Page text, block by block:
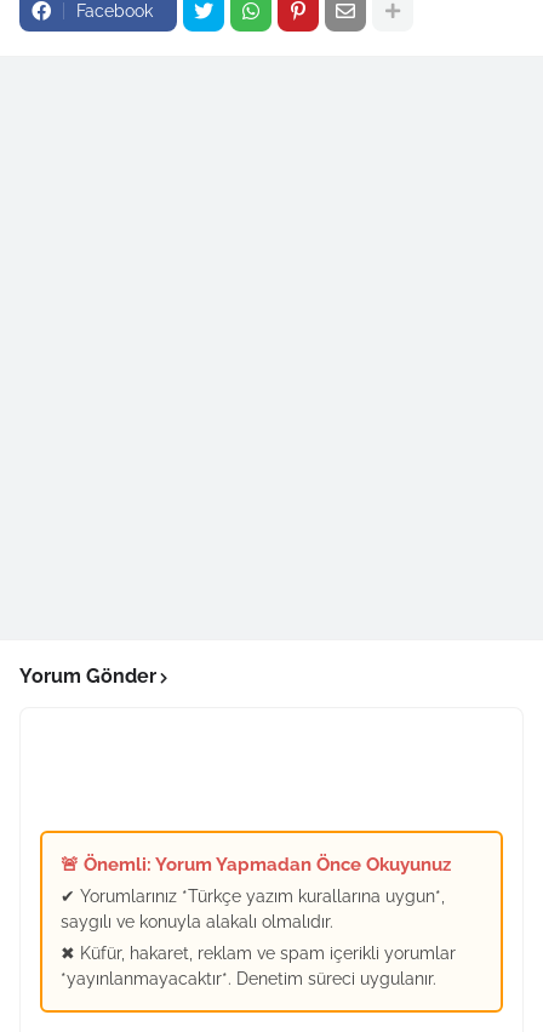
Facebook
Yorum Gönder
🚨 Önemli: Yorum Yapmadan Önce Okuyunuz
✔ Yorumlarınız *Türkçe yazım kurallarına uygun*,
saygılı ve konuyla alakalı olmalıdır.
✖ Küfür, hakaret, reklam ve spam içerikli yorumlar
*yayınlanmayacaktır*. Denetim süreci uygulanır.